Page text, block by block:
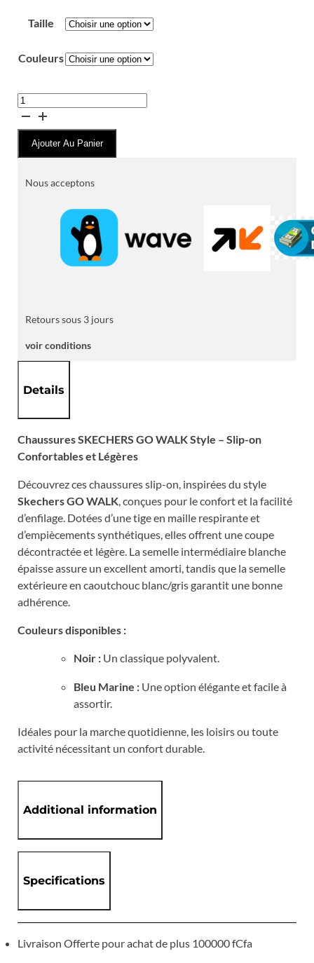
Taille
Couleurs
quantité
de
Chaussures
SKECHERS
WALK
Ajouter Au Panier
Nous acceptons
Retours sous 3 jours
voir conditions
Details
Chaussures SKECHERS GO WALK Style – Slip-on
Confortables et Légères
Découvrez ces chaussures slip-on, inspirées du style
Skechers GO WALK, conçues pour le confort et la facilité
d’enfilage. Dotées d’une tige en maille respirante et
d’empiècements synthétiques, elles offrent une coupe
décontractée et légère. La semelle intermédiaire blanche
épaisse assure un excellent amorti, tandis que la semelle
extérieure en caoutchouc blanc/gris garantit une bonne
adhérence.
Couleurs disponibles :
Noir : Un classique polyvalent.
Bleu Marine : Une option élégante et facile à
assortir.
Idéales pour la marche quotidienne, les loisirs ou toute
activité nécessitant un confort durable.
Additional information
Specifications
Livraison Offerte pour achat de plus 100000 fCfa